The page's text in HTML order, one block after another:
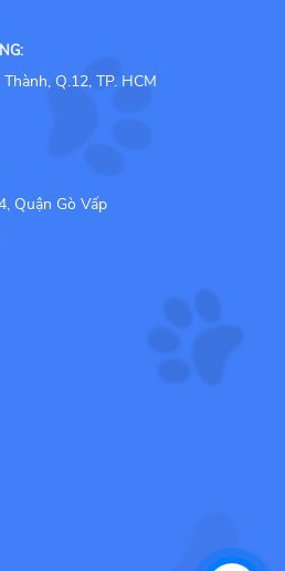
Q.12, TP. HCM
Quận Gò Vấp